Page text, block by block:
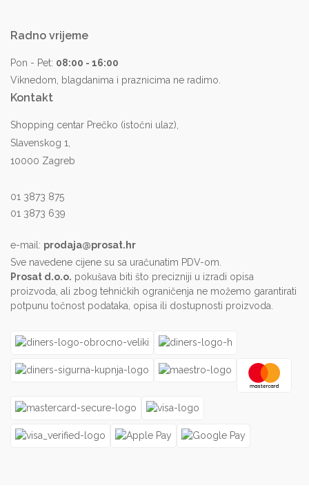
Radno vrijeme
Pon - Pet: 08:00 - 16:00
Viknedom, blagdanima i praznicima ne radimo.
Kontakt
Shopping centar Prečko (istočni ulaz),
Slavenskog 1,
10000 Zagreb
01 3873 875
01 3873 639
e-mail: prodaja@prosat.hr
Sve navedene cijene su sa uračunatim PDV-om.
Prosat d.o.o. pokušava biti što precizniji u izradi opisa
proizvoda, ali zbog tehničkih ograničenja ne možemo garantirati
potpunu točnost podataka, opisa ili dostupnosti proizvoda.